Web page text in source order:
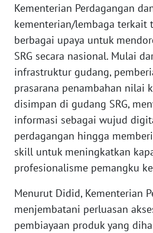
Kementerian Perdagangan
kementerian/lembaga terkait
berbagai upaya untuk
SRG secara nasional. Mulai
infrastruktur gudang,
prasarana penambahan nilai
disimpan di gudang SRG,
informasi sebagai wujud
perdagangan hingga
skill untuk meningkatkan
profesionalisme pemangku
Menurut Didid, Kementerian
menjembatani perluasan
pembiayaan produk yang
WN
BARAT
WN
RIAU
WN
SERAMBI
WN
WN
SULTRA